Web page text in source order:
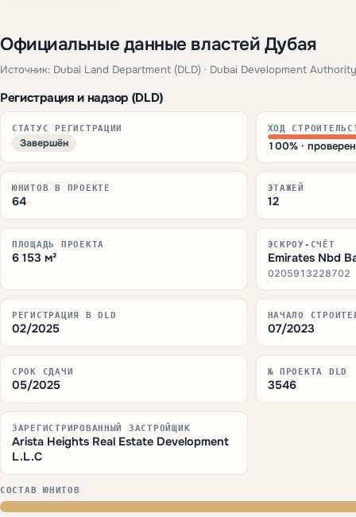
Официальные данные властей Дубая
Источник: Dubai Land Department (DLD) · Dubai Development
Регистрация и надзор (DLD)
СТАТУС РЕГИСТРАЦИИ
Завершён
ХОД
100% ·
ЮНИТОВ В ПРОЕКТЕ
64
ЭТАЖЕЙ
12
ПЛОЩАДЬ ПРОЕКТА
6 153 м²
ЭСКРОУ-СЧЁТ
Emirates Nbd
0205913228702
РЕГИСТРАЦИЯ В DLD
02/2025
НАЧАЛО
07/2023
СРОК СДАЧИ
05/2025
№ ПРОЕКТА DLD
3546
ЗАРЕГИСТРИРОВАННЫЙ ЗАСТРОЙЩИК
Arista Heights Real Estate Development
L.L.C
СОСТАВ ЮНИТОВ